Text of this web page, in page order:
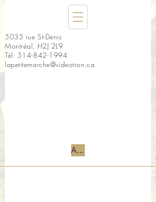
5035 rue St-Denis
Montréal, H2J 2L9
Tél: 514-842-1994
lapetitemarche@videotron.ca
Accueil